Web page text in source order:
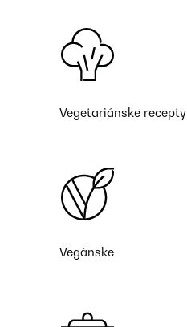
Vegetariánske recepty
Vegánske